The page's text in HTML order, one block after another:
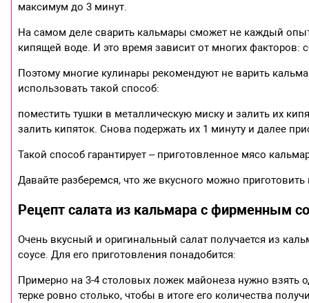
максимум до 3 минут.
На самом деле сварить кальмары сможет не каждый
кипящей воде. И это время зависит от многих факторов:
Поэтому многие кулинары рекомендуют не варить
использовать такой способ:
поместить тушки в металлическую миску и залить их
залить кипяток. Снова подержать их 1 минуту и далее
Такой способ гарантирует – приготовленное мясо
Давайте разберемся, что же вкусного можно
Рецепт салата из кальмара с фирменным
Очень вкусный и оригинальный салат получается из
соусе. Для его приготовления понадобится:
Примерно на 3-4 столовых ложек майонеза нужно взять
терке ровно столько, чтобы в итоге его количества